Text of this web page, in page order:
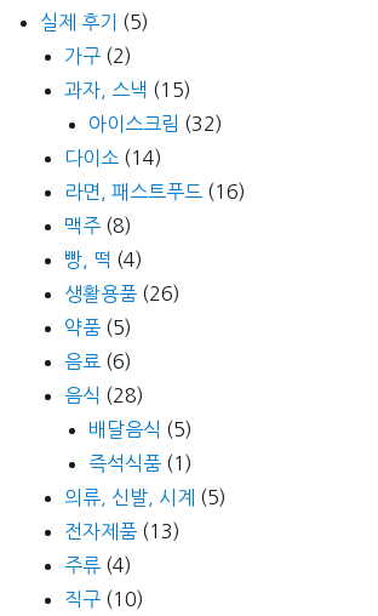
실제 후기
(5)
가구 (2)
과자, 스낵 (15)
아이스크림 (32)
다이소 (14)
라면, 패스트푸드 (16)
맥주 (8)
빵, 떡 (4)
생활용품 (26)
약품 (5)
음료 (6)
음식 (28)
배달음식 (5)
즉석식품 (1)
의류, 신발, 시계
(5)
전자제품 (13)
주류 (4)
직구 (10)